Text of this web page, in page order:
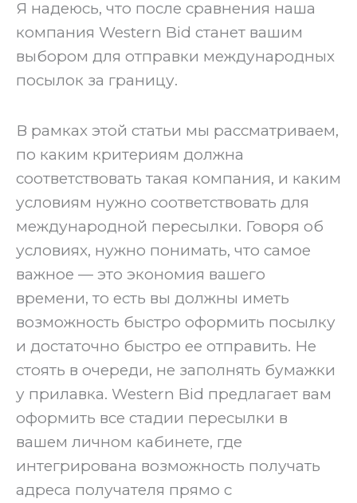
‍Я надеюсь, что после сравнения наша
компания Western Bid станет вашим
выбором для отправки международных
посылок за границу.
‍В рамках этой статьи мы рассматриваем,
по каким критериям должна
соответствовать такая компания, и каким
условиям нужно соответствовать для
международной пересылки. Говоря об
условиях, нужно понимать, что самое
важное — это экономия вашего
времени, то есть вы должны иметь
возможность быстро оформить посылку
и достаточно быстро ее отправить. Не
стоять в очереди, не заполнять бумажки
у прилавка. Western Bid предлагает вам
оформить все стадии пересылки в
вашем личном кабинете, где
интегрирована возможность получать
адреса получателя прямо с